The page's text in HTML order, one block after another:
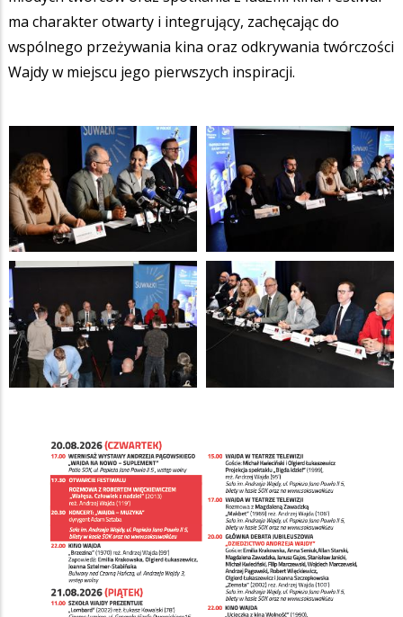
ma charakter otwarty i integrujący, zachęcając do
wspólnego przeżywania kina oraz odkrywania twórczości
Wajdy w miejscu jego pierwszych inspiracji.